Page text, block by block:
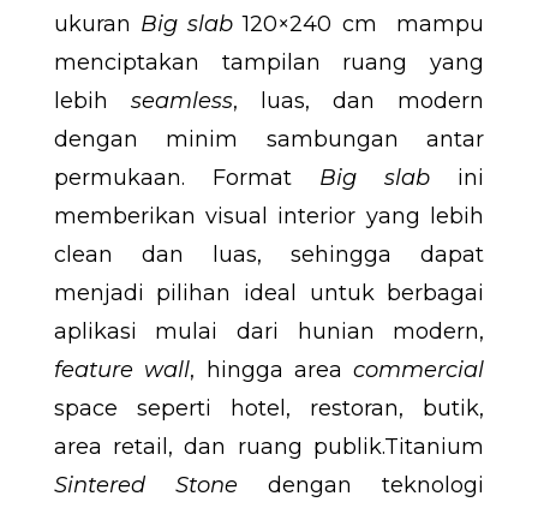
ukuran Big slab 120×240 cm mampu
menciptakan tampilan ruang yang
lebih seamless, luas, dan modern
dengan minim sambungan antar
permukaan. Format Big slab ini
memberikan visual interior yang lebih
clean dan luas, sehingga dapat
menjadi pilihan ideal untuk berbagai
aplikasi mulai dari hunian modern,
feature wall, hingga areacommercial
space seperti hotel, restoran, butik,
area retail, dan ruang publik.Titanium
Sintered Stone dengan teknologi